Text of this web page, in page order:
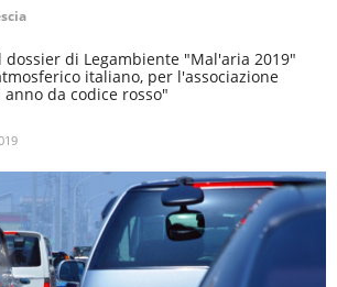
dossier di Legambiente "Mal'aria 2019"
italiano, per l'associazione
da codice rosso"